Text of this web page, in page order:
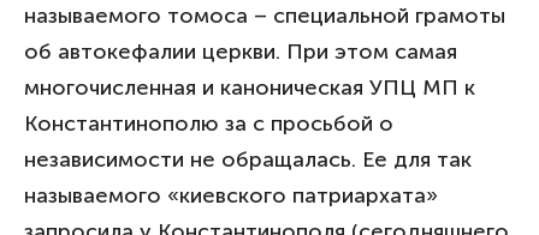
называемого томоса – специальной грамоты
об автокефалии церкви. При этом самая
многочисленная и каноническая УПЦ МП к
Константинополю за с просьбой о
независимости не обращалась. Ее для так
называемого «киевского патриархата»